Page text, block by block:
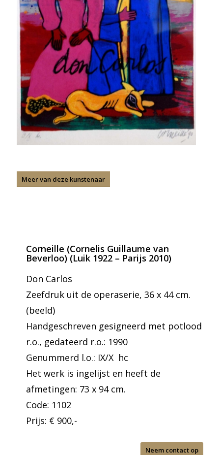
Meer van deze kunstenaar
Corneille (Cornelis Guillaume van
Beverloo) (Luik 1922 – Parijs 2010)
Don Carlos
Zeefdruk uit de operaserie, 36 x 44 cm.
(beeld)
Handgeschreven gesigneerd met potlood
r.o., gedateerd r.o.: 1990
Genummerd l.o.: IX/X hc
Het werk is ingelijst en heeft de
afmetingen: 73 x 94 cm.
Code: 1102
Prijs: € 900,-
Neem contact op